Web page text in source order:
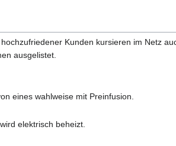
Kunden kursieren im Netz
ausgelistet.
eines wahlweise mit Preinfusion.
elektrisch beheizt.